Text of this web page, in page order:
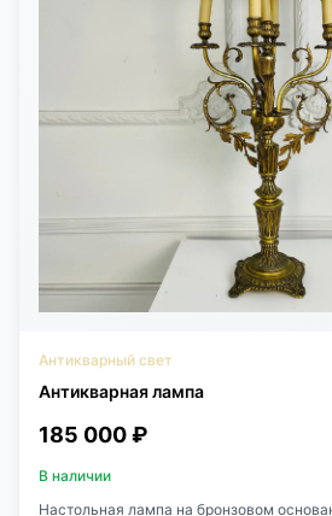
Антикварный свет
Антикварная лампа
185 000 ₽
В наличии
Настольная лампа на бронзовом